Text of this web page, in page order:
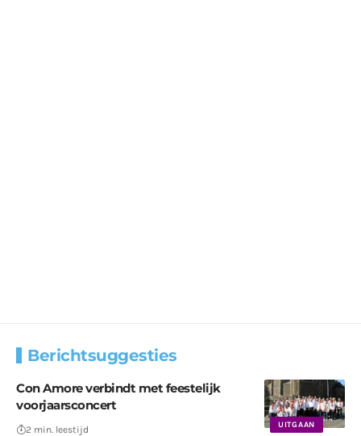
Berichtsuggesties
UITGAAN
Con Amore verbindt met feestelijk
voorjaarsconcert
2 min. leestijd